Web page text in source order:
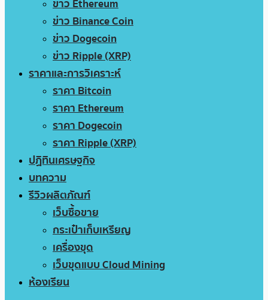
ข่าว Ethereum
ข่าว Binance Coin
ข่าว Dogecoin
ข่าว Ripple (XRP)
ราคาและการวิเคราะห์
ราคา Bitcoin
ราคา Ethereum
ราคา Dogecoin
ราคา Ripple (XRP)
ปฏิทินเศรษฐกิจ
บทความ
รีวิวผลิตภัณฑ์
เว็บซื้อขาย
กระเป๋าเก็บเหรียญ
เครื่องขุด
เว็บขุดแบบ Cloud Mining
ห้องเรียน